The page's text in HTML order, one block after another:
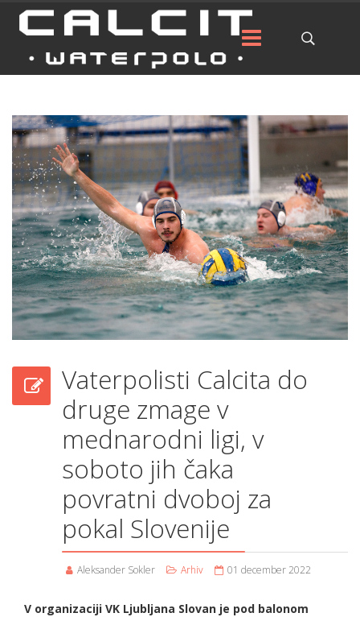
Vaterpolisti Calcita do
druge zmage v
mednarodni ligi, v
soboto jih čaka
povratni dvoboj za
pokal Slovenije
Aleksander Sokler Arhiv 01 december 2022
V organizaciji VK Ljubljana Slovan je pod balonom